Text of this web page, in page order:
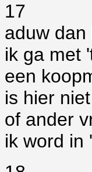
17
aduw dan
ik ga met
een
is hier
of ander
ik word in